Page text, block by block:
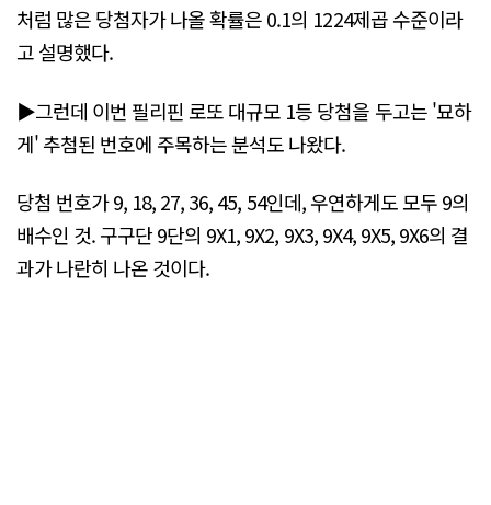
처럼 많은 당첨자가 나올 확률은 0.1의 1224제곱 수준이라
고 설명했다.
▶그런데 이번 필리핀 로또 대규모 1등 당첨을 두고는 '묘하
게' 추첨된 번호에 주목하는 분석도 나왔다.
당첨 번호가 9, 18, 27, 36, 45, 54인데, 우연하게도 모두 9의
배수인 것. 구구단 9단의 9X1, 9X2, 9X3, 9X4, 9X5, 9X6의 결
과가 나란히 나온 것이다.